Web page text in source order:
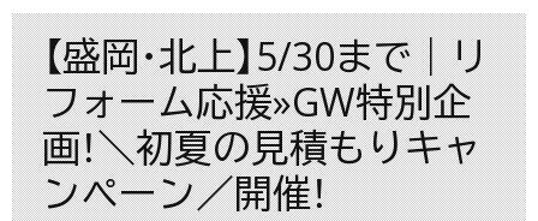
【盛岡･北上】5/30まで｜リ
フォーム応援»GW特別企
画！＼初夏の見積もりキャ
ンペーン／開催！